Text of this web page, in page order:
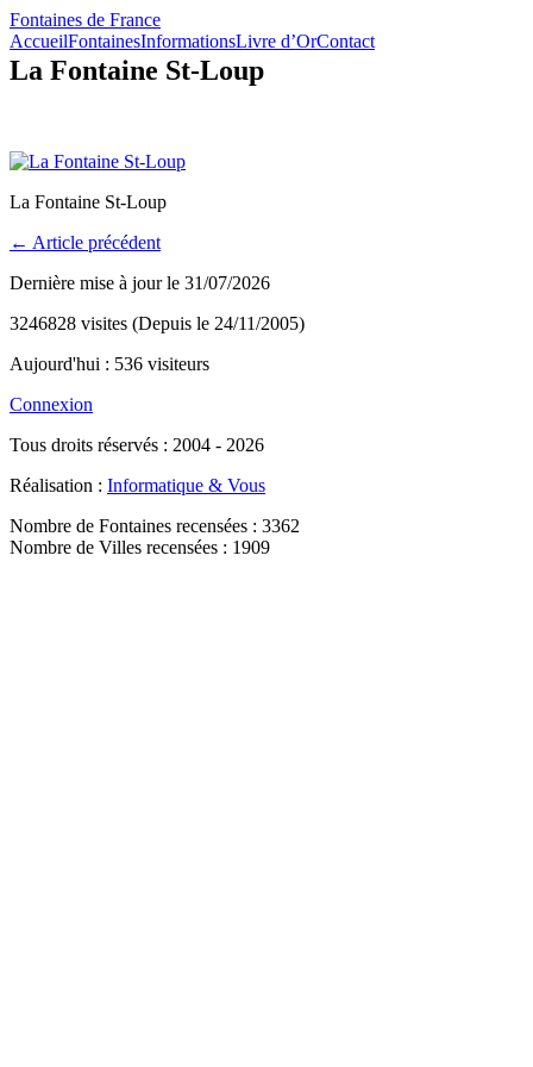
Fontaines de France
AccueilFontainesInformationsLivre d’OrContact
La Fontaine St-Loup
La Fontaine St-Loup
← Article précédent
Dernière mise à jour le 31/07/2026
3246828 visites (Depuis le 24/11/2005)
Aujourd'hui : 536 visiteurs
Connexion
Tous droits réservés : 2004 - 2026
Réalisation : Informatique & Vous
Nombre de Fontaines recensées : 3362
Nombre de Villes recensées : 1909